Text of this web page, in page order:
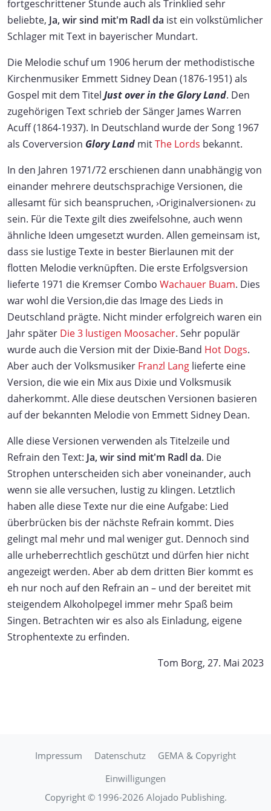
fortgeschrittener Stunde auch als Trinklied sehr
beliebte, Ja, wir sind mit'm Radl da ist ein volkstümlicher
Schlager mit Text in bayerischer Mundart.
Die Melodie schuf um 1906 herum der methodistische
Kirchenmusiker Emmett Sidney Dean (1876-1951) als
Gospel mit dem Titel Just over in the Glory Land. Den
zugehörigen Text schrieb der Sänger James Warren
Acuff (1864-1937). In Deutschland wurde der Song 1967
als Coverversion Glory Land mitThe Lords bekannt.
In den Jahren 1971/72 erschienen dann unabhängig von
einander mehrere deutschsprachige Versionen, die
allesamt für sich beanspruchen, ›Originalversionen‹ zu
sein. Für die Texte gilt dies zweifelsohne, auch wenn
ähnliche Ideen umgesetzt wurden. Allen gemeinsam ist,
dass sie lustige Texte in bester Bierlaunen mit der
flotten Melodie verknüpften. Die erste Erfolgsversion
lieferte 1971 die Kremser Combo Wachauer Buam. Dies
war wohl die Version,die das Image des Lieds in
Deutschland prägte. Nicht minder erfolgreich waren ein
Jahr später Die 3 lustigen Moosacher. Sehr populär
wurde auch die Version mit der Dixie-Band Hot Dogs.
Aber auch der Volksmusiker Franzl Lang lieferte eine
Version, die wie ein Mix aus Dixie und Volksmusik
daherkommt. Alle diese deutschen Versionen basieren
auf der bekannten Melodie von Emmett Sidney Dean.
Alle diese Versionen verwenden als Titelzeile und
Refrain den Text: Ja, wir sind mit'm Radl da. Die
Strophen unterscheiden sich aber voneinander, auch
wenn sie alle versuchen, lustig zu klingen. Letztlich
haben alle diese Texte nur die eine Aufgabe: Lied
überbrücken bis der nächste Refrain kommt. Dies
gelingt mal mehr und mal weniger gut. Dennoch sind
alle urheberrechtlich geschützt und dürfen hier nicht
angezeigt werden. Aber ab dem dritten Bier kommt es
eh nur noch auf den Refrain an – und der bereitet mit
steigendem Alkoholpegel immer mehr Spaß beim
Singen. Betrachten wir es also als Einladung, eigene
Strophentexte zu erfinden.
Tom Borg, 27. Mai 2023
Impressum Datenschutz
GEMA & Copyright
Einwilligungen
Copyright © 1996-2026 Alojado Publishing.